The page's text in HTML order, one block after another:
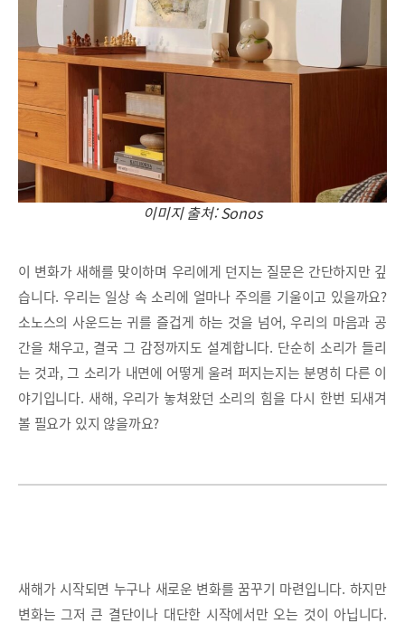
이미지 출처: Sonos
이 변화가 새해를 맞이하며 우리에게 던지는 질문은 간단하지만 깊
습니다. 우리는 일상 속 소리에 얼마나 주의를 기울이고 있을까요?
소노스의 사운드는 귀를 즐겁게 하는 것을 넘어, 우리의 마음과 공
간을 채우고, 결국 그 감정까지도 설계합니다. 단순히 소리가 들리
는 것과, 그 소리가 내면에 어떻게 울려 퍼지는지는 분명히 다른 이
야기입니다. 새해, 우리가 놓쳐왔던 소리의 힘을 다시 한번 되새겨
볼 필요가 있지 않을까요?
새해가 시작되면 누구나 새로운 변화를 꿈꾸기 마련입니다. 하지만
변화는 그저 큰 결단이나 대단한 시작에서만 오는 것이 아닙니다.